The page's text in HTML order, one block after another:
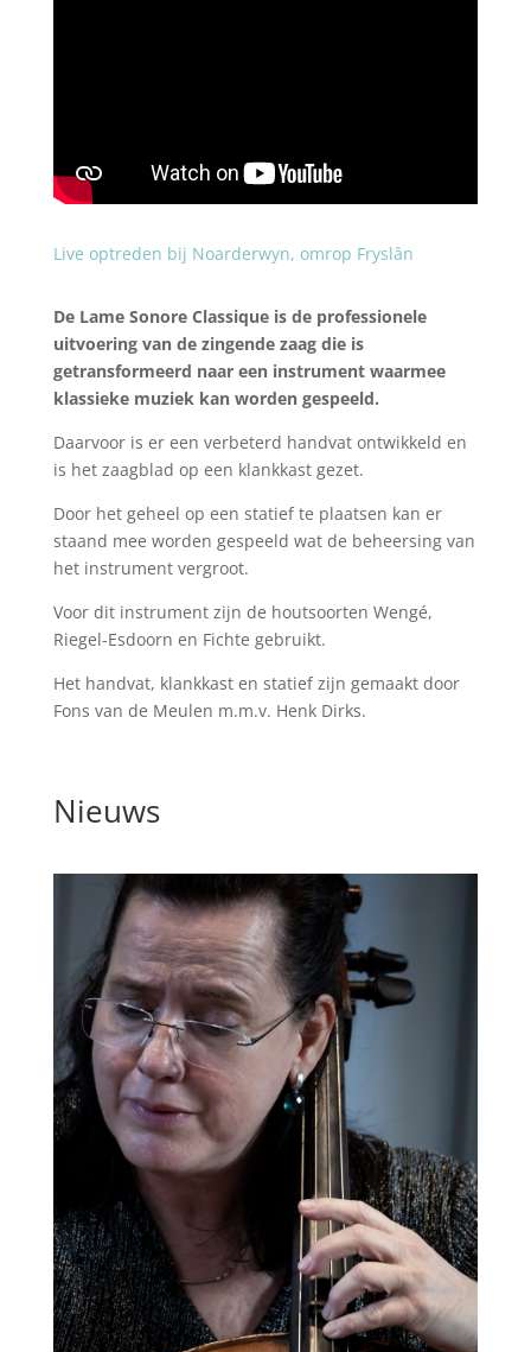
Live optreden bij Noarderwyn, omrop Fryslân
De Lame Sonore Classique is de professionele
uitvoering van de zingende zaag die is
getransformeerd naar een instrument waarmee
klassieke muziek kan worden gespeeld.
Daarvoor is er een verbeterd handvat ontwikkeld en
is het zaagblad op een klankkast gezet.
Door het geheel op een statief te plaatsen kan er
staand mee worden gespeeld wat de beheersing van
het instrument vergroot.
Voor dit instrument zijn de houtsoorten Wengé,
Riegel-Esdoorn en Fichte gebruikt.
Het handvat, klankkast en statief zijn gemaakt door
Fons van de Meulen m.m.v. Henk Dirks.
Nieuws